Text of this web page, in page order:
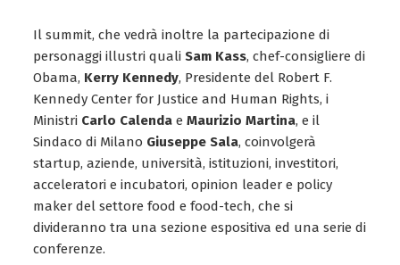
Il summit, che vedrà inoltre la partecipazione di
personaggi illustri qualiSam Kass, chef-consigliere di
Obama, Kerry Kennedy, Presidente del Robert F.
Kennedy Center for Justice and Human Rights, i
Ministri Carlo Calenda eMaurizio Martina, e il
Sindaco di Milano Giuseppe Sala, coinvolgerà
startup, aziende, università, istituzioni, investitori,
acceleratori e incubatori, opinion leader e policy
maker del settore food e food-tech, che si
divideranno tra una sezione espositiva ed una serie di
conferenze.